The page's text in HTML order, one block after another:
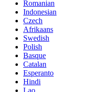
Romanian
Indonesian
Czech
Afrikaans
Swedish
Polish
Basque
Catalan
Esperanto
Hindi
Lao